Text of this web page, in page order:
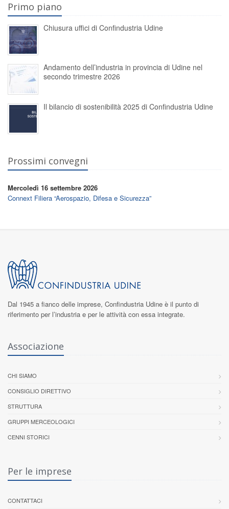
Primo piano
Chiusura uffici di Confindustria Udine
Andamento dell’industria in provincia di Udine nel
secondo trimestre 2026
Il bilancio di sostenibilità 2025 di Confindustria Udine
Prossimi convegni
Mercoledì 16 settembre 2026
Connext Filiera “Aerospazio, Difesa e Sicurezza”
Dal 1945 a fianco delle imprese, Confindustria Udine è il punto di
riferimento per l’industria e per le attività con essa integrate.
Associazione
CHI SIAMO
CONSIGLIO DIRETTIVO
STRUTTURA
GRUPPI MERCEOLOGICI
CENNI STORICI
Per le imprese
CONTATTACI